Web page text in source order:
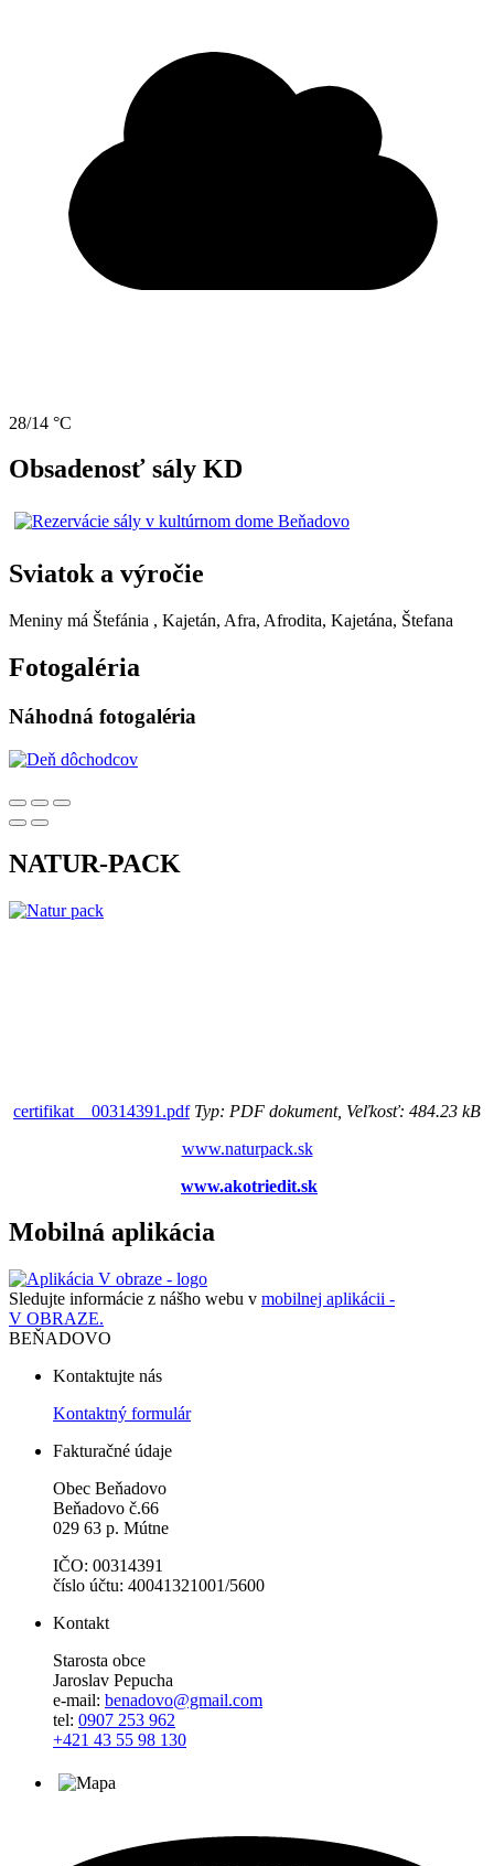
28/14 °C
Obsadenosť sály KD
Sviatok a výročie
Meniny má Štefánia , Kajetán, Afra, Afrodita, Kajetána, Štefana
Fotogaléria
Náhodná fotogaléria
NATUR-PACK
certifikat__00314391.pdfTyp: PDF dokument, Veľkosť: 484.23 kB
www.naturpack.sk
www.akotriedit.sk
Mobilná aplikácia
Sledujte informácie z nášho webu v mobilnej aplikácii -
V OBRAZE.
BEŇADOVO
Kontaktujte nás
Kontaktný formulár
Fakturačné údaje
Obec Beňadovo
Beňadovo č.66
029 63 p. Mútne
IČO: 00314391
číslo účtu: 40041321001/5600
Kontakt
Starosta obce
Jaroslav Pepucha
e-mail: benadovo@gmail.com
tel: 0907 253 962
+421 43 55 98 130